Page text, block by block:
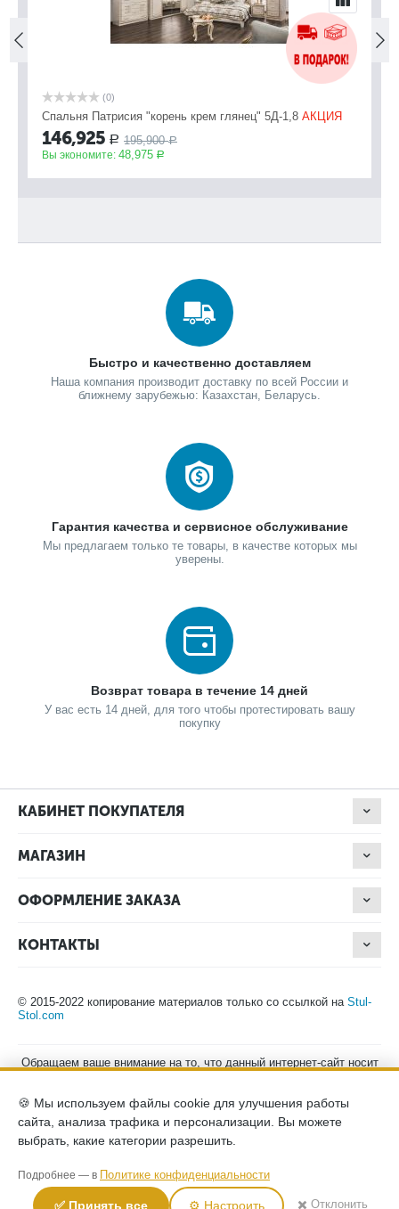
(0)
Спальня Патрисия "корень крем глянец" 5Д-1,8 АКЦИЯ
146,925 Р 195,900 Р
Вы экономите: 48,975 Р
Быстро и качественно доставляем
Наша компания производит доставку по всей России и
ближнему зарубежью: Казахстан, Беларусь.
Гарантия качества и сервисное обслуживание
Мы предлагаем только те товары, в качестве которых мы
уверены.
Возврат товара в течение 14 дней
У вас есть 14 дней, для того чтобы протестировать вашу
покупку
КАБИНЕТ ПОКУПАТЕЛЯ
МАГАЗИН
ОФОРМЛЕНИЕ ЗАКАЗА
КОНТАКТЫ
© 2015-2022 копирование материалов только со ссылкой на Stul-
Stol.com
Обращаем ваше внимание на то, что данный интернет-сайт носит
положениями Статьи 437 (2) Гражданского кодекса Российской
Федерации. Для получения подробной информации о наличии и
стоимости указанных товаров, пожалуйста, обращайтесь к
менеджерам компании по телефону.
Политика конфиденциальности
данных согласие на обработку персональных данных
🍪 Мы используем файлы cookie для улучшения работы
сайта, анализа трафика и персонализации. Вы можете
выбрать, какие категории разрешить.
Подробнее — в Политике конфиденциальности
✅ Принять все ⚙️ Настроить ✖️ Отклонить